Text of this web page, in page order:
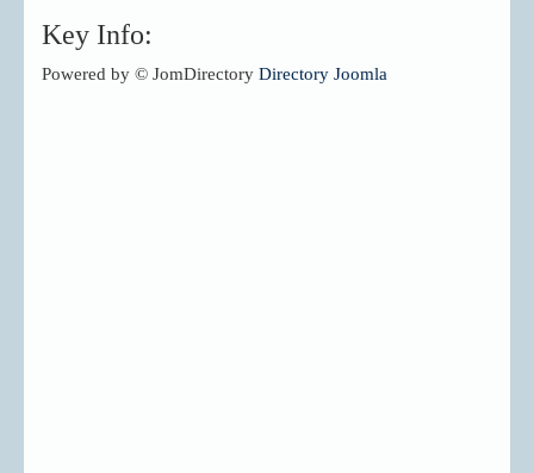
Key Info:
Powered by © JomDirectory Directory Joomla